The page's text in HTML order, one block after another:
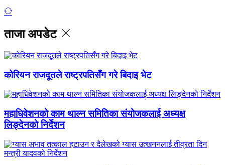
ताजा अपडेट
कोरियन राजदूतले राष्ट्रपतिसँग गरे बिदाइ भेट
महाधिवेशनको काम थाल्न समितिका संयोजकलाई अध्यक्ष
लिङ्देनको निर्देशन